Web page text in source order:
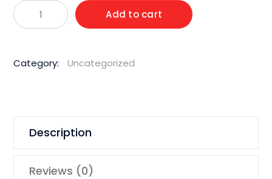
Wacker
Neuson
Honda
quantity
Add to cart
Category: Uncategorized
Description
Reviews (0)